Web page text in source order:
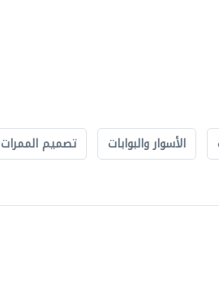
الأسوار والبوابات تصميم الممرات